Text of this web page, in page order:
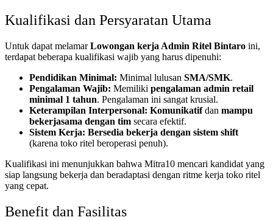
Kualifikasi dan Persyaratan Utama
Untuk dapat melamarLowongan kerja Admin Ritel Bintaro ini,
terdapat beberapa kualifikasi wajib yang harus dipenuhi:
Pendidikan Minimal: Minimal lulusan SMA/SMK.
Pengalaman Wajib: Memiliki pengalaman admin retail
minimal 1 tahun. Pengalaman ini sangat krusial.
Keterampilan Interpersonal: Komunikatifdan mampu
bekerjasama dengan tim secara efektif.
Sistem Kerja: Bersedia bekerja dengan sistem shift
(karena toko ritel beroperasi penuh).
Kualifikasi ini menunjukkan bahwa Mitra10 mencari kandidat yang
siap langsung bekerja dan beradaptasi dengan ritme kerja toko ritel
yang cepat.
Benefit dan Fasilitas